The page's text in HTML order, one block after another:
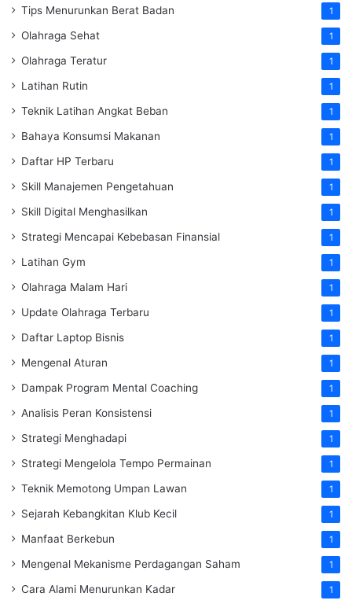
Tips Menurunkan Berat Badan 1
Olahraga Sehat 1
Olahraga Teratur 1
Latihan Rutin 1
Teknik Latihan Angkat Beban 1
Bahaya Konsumsi Makanan 1
Daftar HP Terbaru 1
Skill Manajemen Pengetahuan 1
Skill Digital Menghasilkan 1
Strategi Mencapai Kebebasan Finansial 1
Latihan Gym 1
Olahraga Malam Hari 1
Update Olahraga Terbaru 1
Daftar Laptop Bisnis 1
Mengenal Aturan 1
Dampak Program Mental Coaching 1
Analisis Peran Konsistensi 1
Strategi Menghadapi 1
Strategi Mengelola Tempo Permainan 1
Teknik Memotong Umpan Lawan 1
Sejarah Kebangkitan Klub Kecil 1
Manfaat Berkebun 1
Mengenal Mekanisme Perdagangan Saham 1
Cara Alami Menurunkan Kadar 1